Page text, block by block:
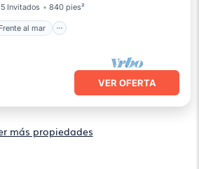
5 Invitados 840 pies²
Frente al mar
VER OFERTA
más propiedades